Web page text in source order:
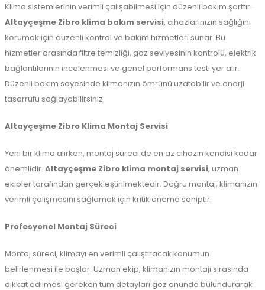
Klima sistemlerinin verimli çalışabilmesi için düzenli bakım şarttır.
Altayçeşme Zibro klima bakım servisi, cihazlarınızın sağlığını
korumak için düzenli kontrol ve bakım hizmetleri sunar. Bu
hizmetler arasında filtre temizliği, gaz seviyesinin kontrolü, elektrik
bağlantılarının incelenmesi ve genel performans testi yer alır.
Düzenli bakım sayesinde klimanızın ömrünü uzatabilir ve enerji
tasarrufu sağlayabilirsiniz.
Altayçeşme Zibro Klima Montaj Servisi
Yeni bir klima alırken, montaj süreci de en az cihazın kendisi kadar
önemlidir. Altayçeşme Zibro klima montaj servisi, uzman
ekipler tarafından gerçekleştirilmektedir. Doğru montaj, klimanızın
verimli çalışmasını sağlamak için kritik öneme sahiptir.
Profesyonel Montaj Süreci
Montaj süreci, klimayı en verimli çalıştıracak konumun
belirlenmesi ile başlar. Uzman ekip, klimanızın montajı sırasında
dikkat edilmesi gereken tüm detayları göz önünde bulundurarak